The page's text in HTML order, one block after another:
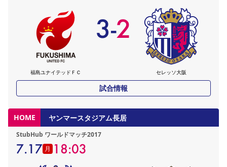
福島ユナイテッドＦＣ
3-2
セレッソ大阪
試合情報
HOME ヤンマースタジアム長居
StubHub ワールドマッチ2017
7.17 月 18:03